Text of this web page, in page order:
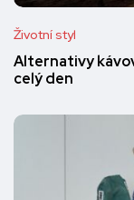
Životní styl
Alternativy
celý den